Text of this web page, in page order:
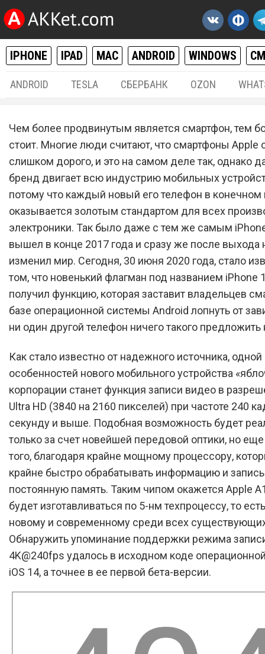
IPHONE IPAD MAC ANDROID WINDOWS
ANDROID TESLA СБЕРБАНК OZON
iPhone 12 Pro Max получил
функцию, которая
владельцев Android
зависти
Чем более продвинутым является смартфон, тем
стоит. Многие люди считают, что смартфоны Apple
слишком дорого, и это на самом деле так, однако
бренд двигает всю индустрию мобильных
потому что каждый новый его телефон в конечном
оказывается золотым стандартом для всех
электроники. Так было даже с тем же самым
вышел в конце 2017 года и сразу же после выхода
изменил мир. Сегодня, 30 июня 2020 года, стало
том, что новенький флагман под названием iPhone
получил функцию, которая заставит владельцев
базе операционной системы Android лопнуть от
ни один другой телефон ничего такого
Как стало известно от надежного источника,
особенностей нового мобильного устройства
корпорации станет функция записи видео в
Ultra HD (3840 на 2160 пикселей) при частоте 240
секунду и выше. Подобная возможность будет
только за счет новейшей передовой оптики, но
того, благодаря крайне мощному процессору,
крайне быстро обрабатывать информацию и
постоянную память. Таким чипом окажется Apple
будет изготавливаться по 5-нм техпроцессу, то
новому и современному среди всех
Обнаружить упоминание поддержки режима
4K@240fps удалось в исходном коде
iOS 14, а точнее в ее первой бета-версии.